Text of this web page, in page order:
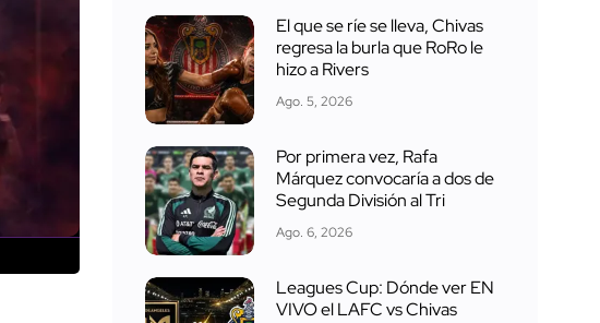
El que se ríe se lleva, Chivas
regresa la burla que RoRo le
hizo a Rivers
Ago. 5, 2026
Por primera vez, Rafa
Márquez convocaría a dos de
Segunda División al Tri
Ago. 6, 2026
Leagues Cup: Dónde ver EN
VIVO el LAFC vs Chivas